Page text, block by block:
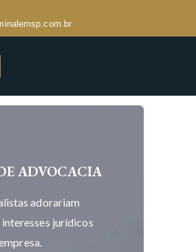
ADVOCACIA
adorariam
jurídicos